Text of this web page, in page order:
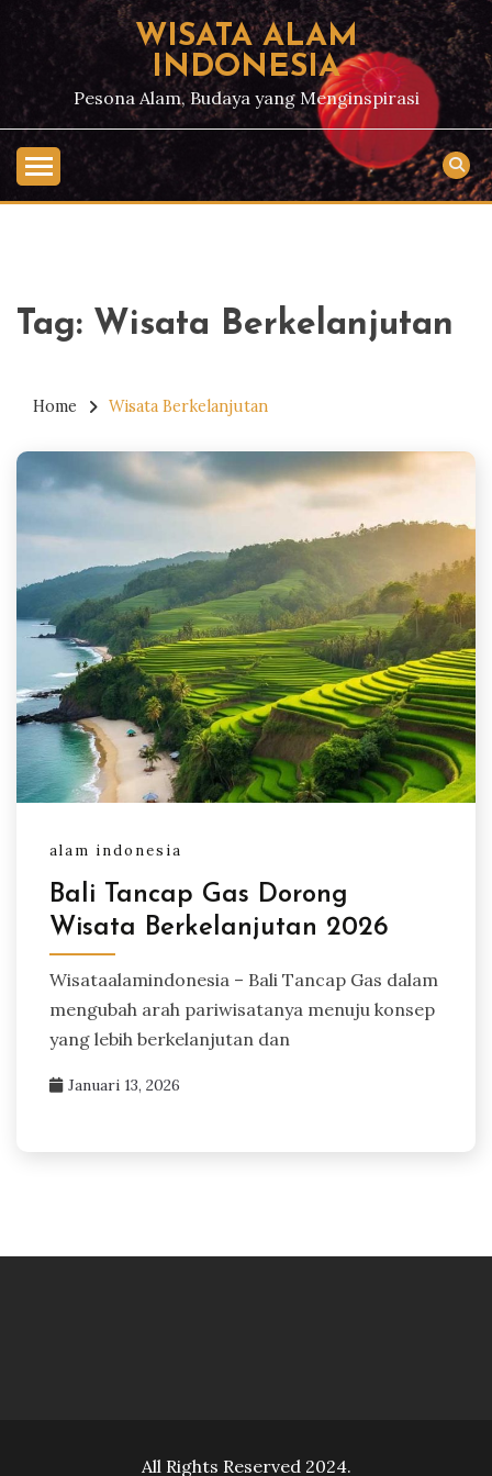
Skip
content
WISATA ALAM
INDONESIA
Pesona Alam, Budaya yang Menginspirasi
Tag: Wisata Berkelanjutan
Home Wisata Berkelanjutan
alam indonesia
Bali Tancap Gas Dorong
Wisata Berkelanjutan 2026
Wisataalamindonesia – Bali Tancap Gas dalam
mengubah arah pariwisatanya menuju konsep
yang lebih berkelanjutan dan
Januari 13, 2026
All Rights Reserved 2024.